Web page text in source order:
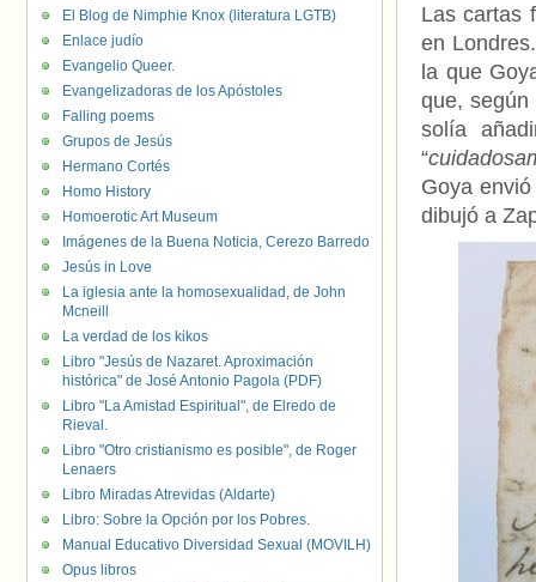
Las cartas
en
la que
que, según
solía
“
Goya
dibujó a
El Blog de Nimphie Knox (literatura LGTB)
Enlace judío
Evangelio Queer.
Evangelizadoras de los Apóstoles
Falling poems
Grupos de Jesús
Hermano Cortés
Homo History
Homoerotic Art Museum
Imágenes de la Buena Noticia, Cerezo Barredo
Jesús in Love
La iglesia ante la homosexualidad, de John
Mcneill
La verdad de los kikos
Libro "Jesús de Nazaret. Aproximación
histórica" de José Antonio Pagola (PDF)
Libro "La Amistad Espiritual", de Elredo de
Rieval.
Libro "Otro cristianismo es posible", de Roger
Lenaers
Libro Miradas Atrevidas (Aldarte)
Libro: Sobre la Opción por los Pobres.
Manual Educativo Diversidad Sexual (MOVILH)
Opus libros